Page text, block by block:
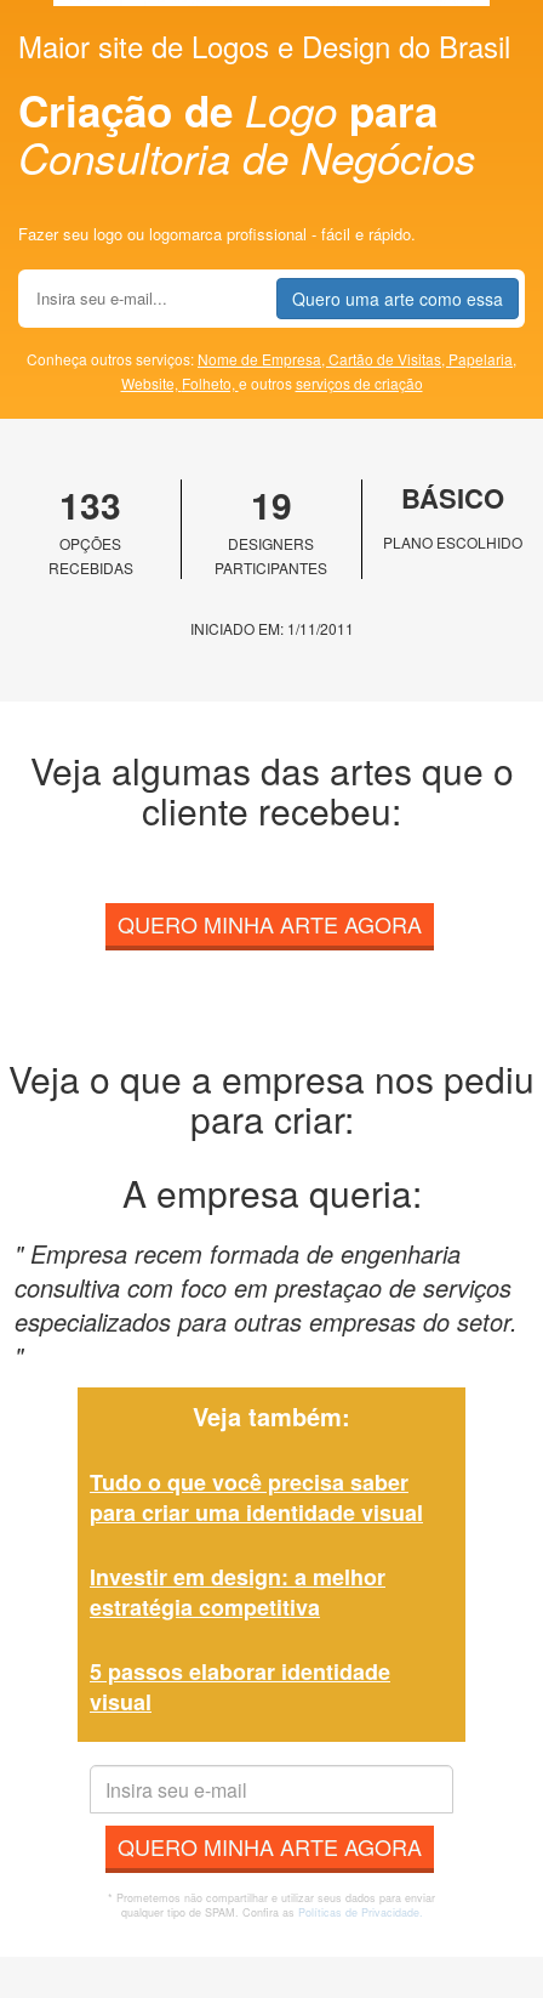
Maior site de Logos e Design do Brasil
Criação de Logo para
Consultoria de Negócios
Fazer seu logo ou logomarca profissional - fácil e rápido.
Quero uma arte como essa
Conheça outros serviços: Nome de Empresa, Cartão de Visitas, Papelaria,
Website, Folheto, e outrosserviços de criação
133
OPÇÕES
RECEBIDAS
19
DESIGNERS
PARTICIPANTES
BÁSICO
PLANO ESCOLHIDO
INICIADO EM: 1/11/2011
Veja algumas das artes que o
cliente recebeu:
QUERO MINHA ARTE AGORA
Veja o que a empresa nos pediu
para criar:
A empresa queria:
" Empresa recem formada de engenharia
consultiva com foco em prestaçao de serviços
especializados para outras empresas do setor.
"
Veja também:
Tudo o que você precisa saber
para criar uma identidade visual
Investir em design: a melhor
estratégia competitiva
5 passos elaborar identidade
visual
QUERO MINHA ARTE AGORA
* Prometemos não compartilhar e utilizar seus dados para enviar
qualquer tipo de SPAM. Confira as Políticas de Privacidade.